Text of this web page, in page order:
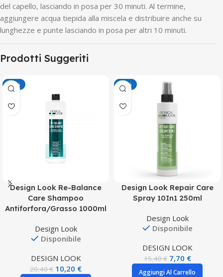
del capello, lasciando in posa per 30 minuti. Al termine,
aggiungere acqua tiepida alla miscela e distribuire anche su
lunghezze e punte lasciando in posa per altri 10 minuti.
Prodotti Suggeriti
-50%
Design Look Re-Balance
Care Shampoo
Antiforfora/Grasso 1000ml
Design Look
Disponibile
DESIGN LOOK
20,40€ 10,20 €
-50%
Design Look Repair Care
Spray 10In1 250ml
Design Look
Disponibile
DESIGN LOOK
15,40€ 7,70 €
Aggiungi Al Carrello